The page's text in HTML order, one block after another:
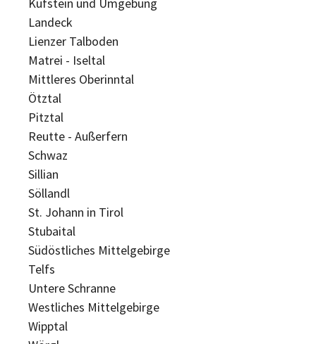
Kufstein und Umgebung
Landeck
Lienzer Talboden
Matrei - Iseltal
Mittleres Oberinntal
Ötztal
Pitztal
Reutte - Außerfern
Schwaz
Sillian
Söllandl
St. Johann in Tirol
Stubaital
Südöstliches Mittelgebirge
Telfs
Untere Schranne
Westliches Mittelgebirge
Wipptal